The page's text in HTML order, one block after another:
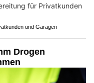
und Garagen
Drogen